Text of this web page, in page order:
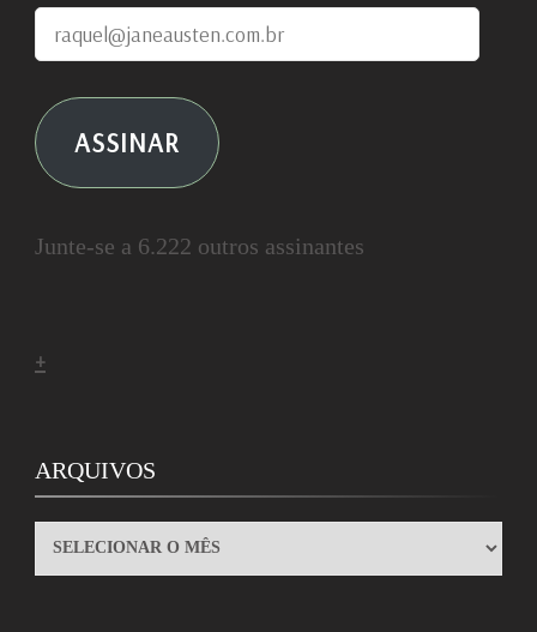
raquel@janeausten.com.br
ASSINAR
Junte-se a 6.222 outros assinantes
+
ARQUIVOS
ARQUIVOS